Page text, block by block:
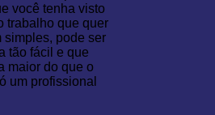
você tenha visto
trabalho que quer
simples, pode ser
tão fácil e que
maior do que o
um profissional